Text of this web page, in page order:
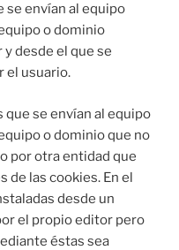
se envían al equipo
o dominio
desde el que se
el usuario.
que se envían al equipo
o dominio que no
por otra entidad que
de las cookies. En el
desde un
el propio editor pero
éstas sea